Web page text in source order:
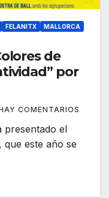
FELANITX
MALLORCA
de
por
COMENTARIOS
presentado el
que este año se